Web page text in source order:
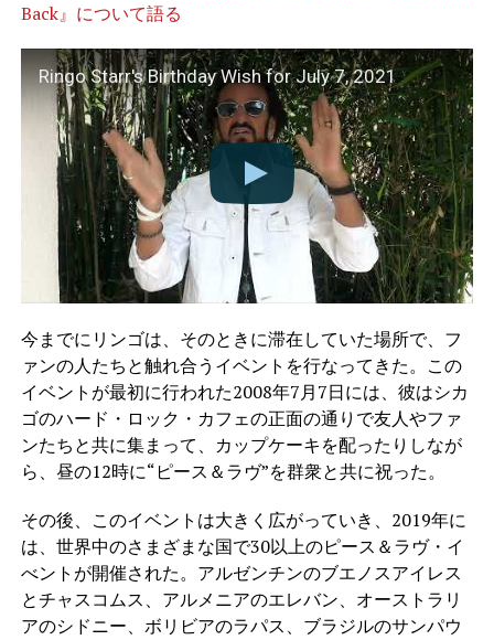
Back』について語る
Ringo Starr's Birthday Wish for July 7, 2021
今までにリンゴは、そのときに滞在していた場所で、フ
ァンの人たちと触れ合うイベントを行なってきた。この
イベントが最初に行われた2008年7月7日には、彼はシカ
ゴのハード・ロック・カフェの正面の通りで友人やファ
ンたちと共に集まって、カップケーキを配ったりしなが
ら、昼の12時に“ピース＆ラヴ”を群衆と共に祝った。
その後、このイベントは大きく広がっていき、2019年に
は、世界中のさまざまな国で30以上のピース＆ラヴ・イ
べントが開催された。アルゼンチンのブエノスアイレス
とチャスコムス、アルメニアのエレバン、オーストラリ
アのシドニー、ボリビアのラパス、ブラジルのサンパウ